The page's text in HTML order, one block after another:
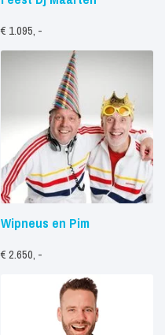
€ 1.095, -
Wipneus en Pim
€ 2.650, -